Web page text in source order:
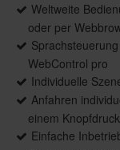
Weltweite
oder per
WebControl pro
Individuelle
Anfahren
einem Knopfdruck
Einfache